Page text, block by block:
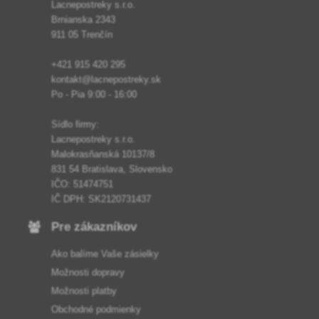
Lacnepostreky s.r.o.
Brnianska 2343
911 05 Trenčín
+421 915 420 295
kontakt@lacnepostreky.sk
Po - Pia 9:00 - 16:00
Sídlo firmy:
Lacnepostreky s.r.o.
Malokrasňanská 10137/8
831 54 Bratislava, Slovensko
IČO: 51474751
IČ DPH: SK2120731437
Pre zákazníkov
Ako balíme Vaše zásielky
Možnosti dopravy
Možnosti platby
Obchodné podmienky